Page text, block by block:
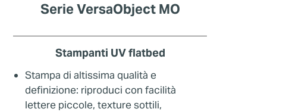
Serie VersaObject MO
Stampanti UV flatbed
Stampa di altissima qualità e
definizione: riproduci con facilità
lettere piccole, texture sottili,